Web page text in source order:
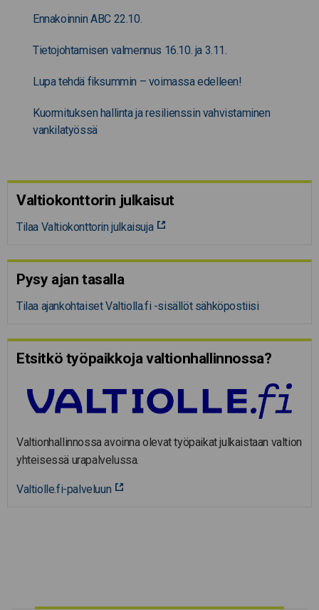
Ennakoinnin ABC 22.10.
Tietojohtamisen valmennus 16.10. ja 3.11.
Lupa tehdä fiksummin – voimassa edelleen!
Kuormituksen hallinta ja resilienssin vahvistaminen
vankilatyössä
Valtiokonttorin julkaisut
Tilaa Valtiokonttorin julkaisuja
Pysy ajan tasalla
Tilaa ajankohtaiset Valtiolla.fi -sisällöt sähköpostiisi
Etsitkö työpaikkoja valtion­hal­lin­nossa?
Valtionhallinnossa avoinna olevat työpaikat julkaistaan valtion
yhteisessä urapalvelussa.
Valtiolle.fi-palveluun